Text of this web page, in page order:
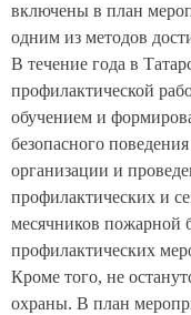
включены в план
одним из методов
В течение года в
профилактической
обучением и
безопасного
организации и
профилактических и
месячников пожарной
профилактических
Кроме того, не
охраны. В план